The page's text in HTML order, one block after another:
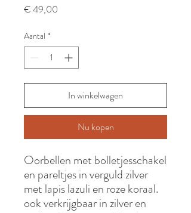
€ 49,00
Aantal *
In winkelwagen
Nu kopen
Oorbellen met bolletjesschakel
en pareltjes in verguld zilver
met lapis lazuli en roze koraal.
ook verkrijgbaar in zilver en